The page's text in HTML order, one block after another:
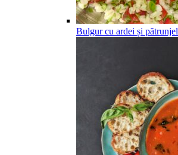
Bulgur cu ardei și pătrunjel